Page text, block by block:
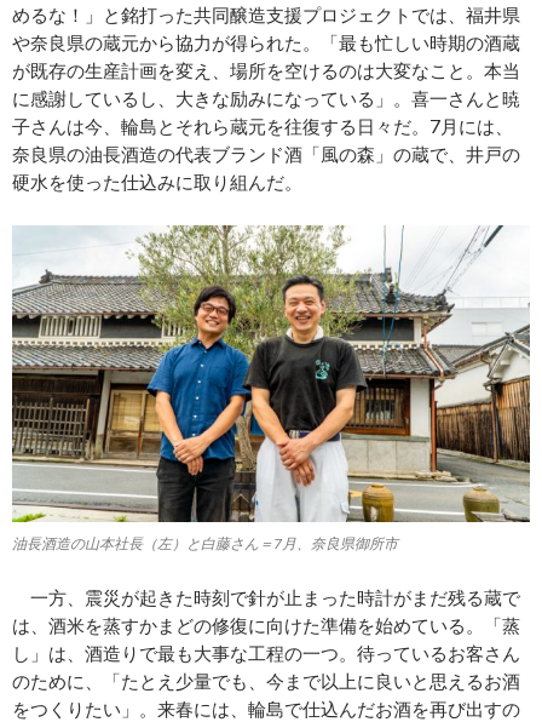
めるな！」と銘打った共同醸造支援プロジェクトでは、福井県
や奈良県の蔵元から協力が得られた。「最も忙しい時期の酒蔵
が既存の生産計画を変え、場所を空けるのは大変なこと。本当
に感謝しているし、大きな励みになっている」。喜一さんと暁
子さんは今、輪島とそれら蔵元を往復する日々だ。7月には、
奈良県の油長酒造の代表ブランド酒「風の森」の蔵で、井戸の
硬水を使った仕込みに取り組んだ。
油長酒造の山本社長（左）と白藤さん＝7月、奈良県御所市
一方、震災が起きた時刻で針が止まった時計がまだ残る蔵で
は、酒米を蒸すかまどの修復に向けた準備を始めている。「蒸
し」は、酒造りで最も大事な工程の一つ。待っているお客さん
のために、「たとえ少量でも、今まで以上に良いと思えるお酒
をつくりたい」。来春には、輪島で仕込んだお酒を再び出すの